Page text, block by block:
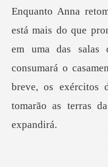
uma das salas
consumará o
breve, o